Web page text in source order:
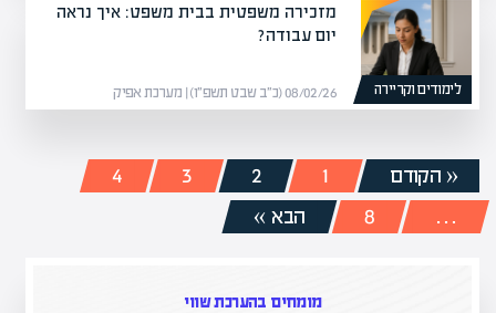
לימודים וקריירה
מזכירה משפטית בבית משפט: איך נראה
יום עבודה?
08/02/26 (כ״ב שבט תשפ״ו) | מערכת אפיק
« הקודם 1
2
3
4
…
8 הבא »
מומחים בהערכת שווי